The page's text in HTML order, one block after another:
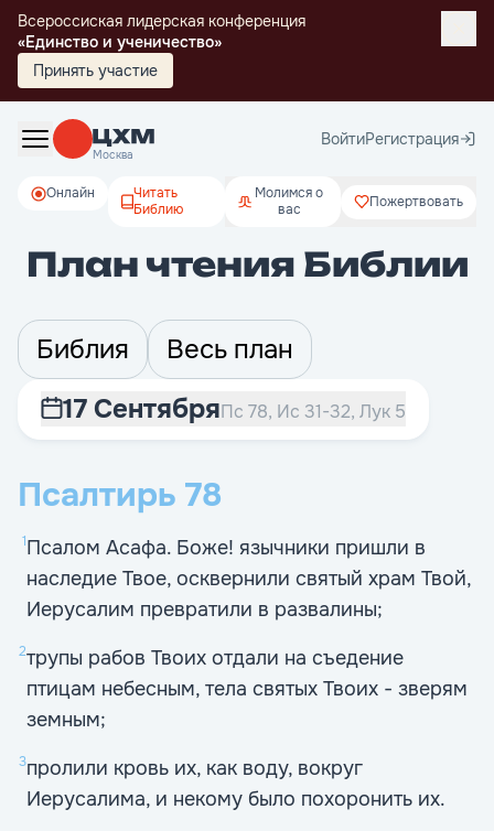
Всероссиская лидерская конференция
«Единство и ученичество»
Принять участие
Москва
ВойтиРегистрация
Онлайн
Читать
Библию
Молимся о
вас
Пожертвовать
План чтения Библии
Библия
Весь план
17 СентябряПс 78, Ис 31-32, Лук 5
Псалтирь 78
1Псалом Асафа. Боже! язычники пришли в
наследие Твое, осквернили святый храм Твой,
Иерусалим превратили в развалины;
2трупы рабов Твоих отдали на съедение
птицам небесным, тела святых Твоих - зверям
земным;
3пролили кровь их, как воду, вокруг
Иерусалима, и некому было похоронить их.